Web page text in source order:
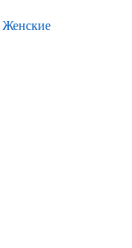
Женские